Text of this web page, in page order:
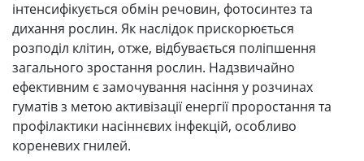
інтенсифікується обмін речовин, фотосинтез та
дихання рослин. Як наслідок прискорюється
розподіл клітин, отже, відбувається поліпшення
загального зростання рослин. Надзвичайно
ефективним є замочування насіння у розчинах
гуматів з метою активізації енергії проростання та
профілактики насіннєвих інфекцій, особливо
кореневих гнилей.